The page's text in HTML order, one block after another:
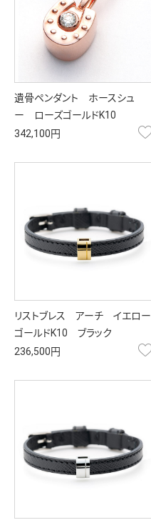
遺骨ペンダント ホースシュ
ー ローズゴールドK10
342,100円
リストブレス アーチ イエロー
ゴールドK10 ブラック
236,500円